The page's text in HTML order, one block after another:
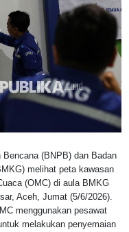
Bencana (BNPB) dan Badan
melihat peta kawasan
(OMC) di aula BMKG
Aceh, Jumat (5/6/2026).
menggunakan pesawat
melakukan penyemaian